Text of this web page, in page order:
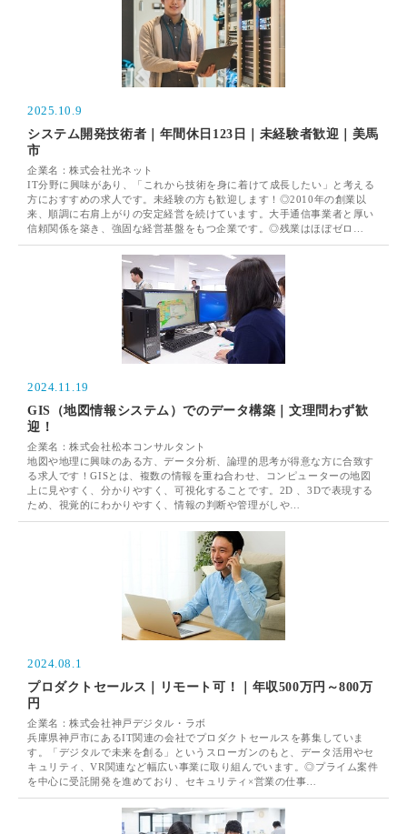
2025.10.9
システム開発技術者｜年間休日123日｜未経験者歓迎｜美馬
市
企業名：株式会社光ネット
IT分野に興味があり、「これから技術を身に着けて成長したい」と考える
方におすすめの求人です。未経験の方も歓迎します！◎2010年の創業以
来、順調に右肩上がりの安定経営を続けています。大手通信事業者と厚い
信頼関係を築き、強固な経営基盤をもつ企業です。◎残業はほぼゼロ…
2024.11.19
GIS（地図情報システム）でのデータ構築｜文理問わず歓
迎！
企業名：株式会社松本コンサルタント
地図や地理に興味のある方、データ分析、論理的思考が得意な方に合致す
る求人です！GISとは、複数の情報を重ね合わせ、コンピューターの地図
上に見やすく、分かりやすく、可視化することです。2D 、3Dで表現する
ため、視覚的にわかりやすく、情報の判断や管理がしや…
2024.08.1
プロダクトセールス｜リモート可！｜年収500万円～800万
円
企業名：株式会社神戸デジタル・ラボ
兵庫県神戸市にあるIT関連の会社でプロダクトセールスを募集していま
す。「デジタルで未来を創る」というスローガンのもと、データ活用やセ
キュリティ、VR関連など幅広い事業に取り組んでいます。◎プライム案件
を中心に受託開発を進めており、セキュリティ×営業の仕事…